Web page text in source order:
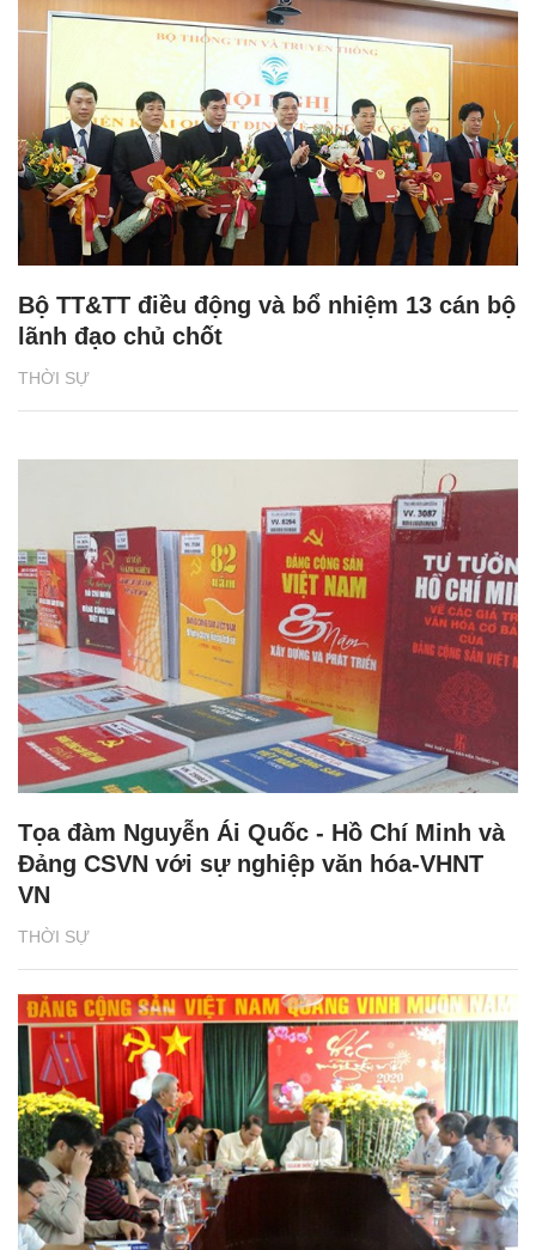
THỜI SỰ
Bộ TT&TT điều động và bổ nhiệm 13 cán bộ
lãnh đạo chủ chốt
THỜI SỰ
Tọa đàm Nguyễn Ái Quốc - Hồ Chí Minh và
Đảng CSVN với sự nghiệp văn hóa-VHNT
VN